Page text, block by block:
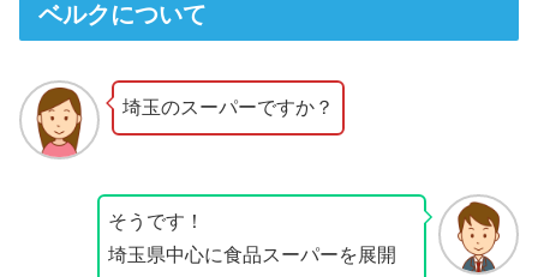
ベルクについて
埼玉のスーパーですか？
そうです！
埼玉県中心に食品スーパーを展開